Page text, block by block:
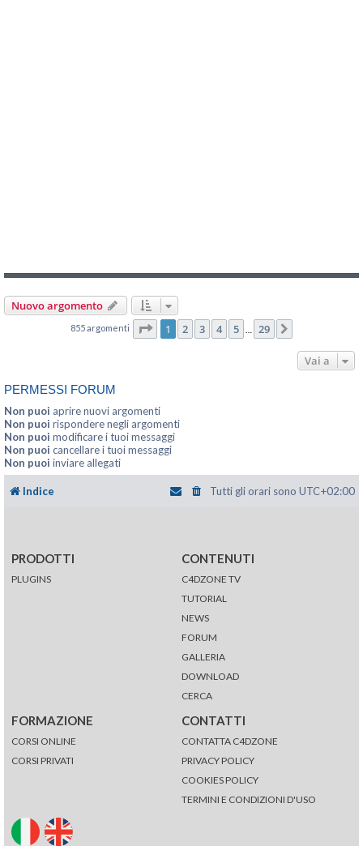
Nuovo argomento
855 argomenti Pagina di 29
1 2 3 4 5 29
Vai a
PERMESSI FORUM
Non puoi aprire nuovi argomenti
Non puoi rispondere negli argomenti
Non puoi modificare i tuoi messaggi
Non puoi cancellare i tuoi messaggi
Non puoi inviare allegati
Indice Tutti gli orari sono UTC+02:00
PRODOTTI
PLUGINS
CONTENUTI
C4DZONE TV
TUTORIAL
NEWS
FORUM
GALLERIA
DOWNLOAD
CERCA
FORMAZIONE
CORSI ONLINE
CORSI PRIVATI
CONTATTI
CONTATTA C4DZONE
PRIVACY POLICY
COOKIES POLICY
TERMINI E CONDIZIONI D'USO